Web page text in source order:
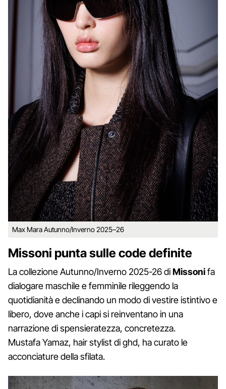
Max Mara Autunno/Inverno 2025–26
Missoni punta sulle code definite
La collezione Autunno/Inverno 2025-26 diMissonifa
dialogare maschile e femminile rileggendo la
quotidianità e declinando un modo di vestire istintivo e
libero, dove anche i capi si reinventano in una
narrazione di spensieratezza, concretezza.
Mustafa Yamaz, hair stylist di ghd, ha curato le
acconciature della sfilata.